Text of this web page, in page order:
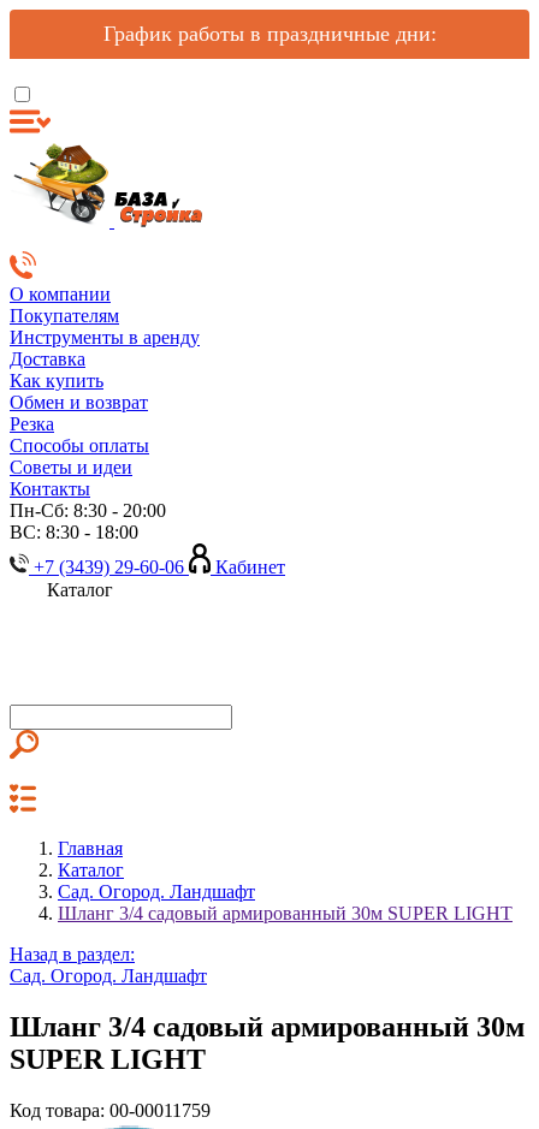
График работы в праздничные дни:
О компании
Покупателям
Инструменты в аренду
Доставка
Как купить
Обмен и возврат
Резка
Способы оплаты
Советы и идеи
Контакты
Пн-Сб: 8:30 - 20:00
ВС: 8:30 - 18:00
+7 (3439) 29-60-06
Кабинет
Каталог
Главная
Каталог
Сад. Огород. Ландшафт
Шланг 3/4 садовый армированный 30м SUPER LIGHT
Назад в раздел:
Сад. Огород. Ландшафт
Шланг 3/4 садовый армированный 30м
SUPER LIGHT
Код товара: 00-00011759